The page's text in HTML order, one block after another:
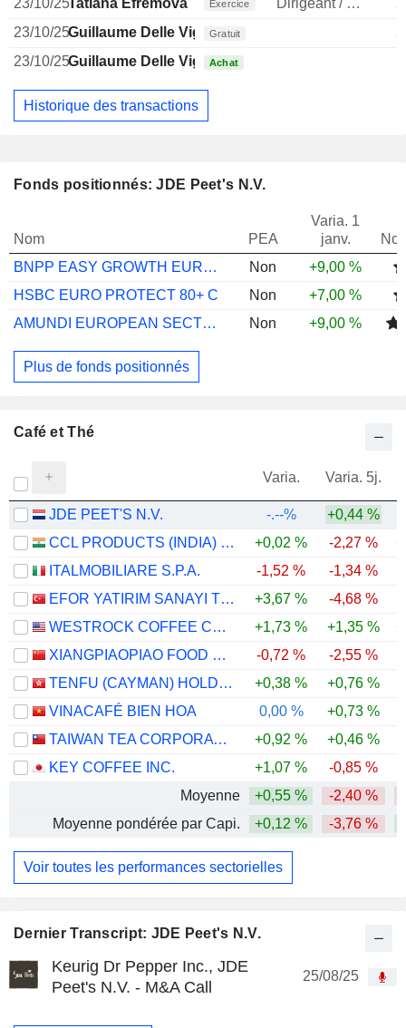
Dernier Transcript: JDE Peet's N.V.
Keurig Dr Pepper Inc., JDE
Peet's N.V. - M&A Call
25/08/25
23/10/25Tatiana Efremova Exercice Dirigeant / cadre principal
23/10/25Guillaume Delle VigneGratuit
23/10/25Guillaume Delle VigneAchat
Historique des transactions
Fonds positionnés: JDE Peet's N.V.
Nom PEA
Varia. 1
janv.
BNPP EASY GROWTH EUROPE TRACK CL EURCAP
Non
+9,00 %
HSBC EURO PROTECT 80+ C
Non
+7,00 %
AMUNDI EUROPEAN SECTOR ROTATION FD P C/D
Non +9,00 %
Plus de fonds positionnés
Café et Thé
Varia. Varia. 5j.
JDE PEET'S N.V. -.--%
+0,44 %
CCL PRODUCTS (INDIA) LIMITED
+0,02 % -2,27 %
ITALMOBILIARE S.P.A.
-1,52 % -1,34 %
EFOR YATIRIM SANAYI TICARET ANONIM SIRKETI
+3,67 % -4,68 %
WESTROCK COFFEE COMPANY
+1,73 % +1,35 %
XIANGPIAOPIAO FOOD CO.,LTD
-0,72 % -2,55 %
TENFU (CAYMAN) HOLDINGS COMPANY LIMITED
+0,38 % +0,76 %
VINACAFÉ BIEN HOA
0,00 % +0,73 %
TAIWAN TEA CORPORATION
+0,92 % +0,46 %
KEY COFFEE INC.
+1,07 % -0,85 %
Moyenne
+0,55 % -2,40 %
Moyenne pondérée par Capi.
+0,12 % -3,76 %
Voir toutes les performances sectorielles